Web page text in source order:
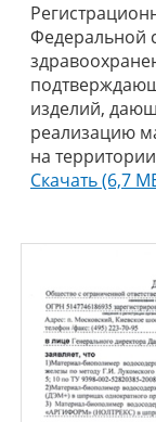
Федеральной
изделий,
реализацию
на
Скачать (6,7